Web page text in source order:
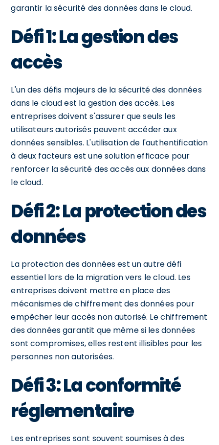
garantir la sécurité des données dans le cloud.
Défi 1: La gestion des
accès
L'un des défis majeurs de la sécurité des données
dans le cloud est la gestion des accès. Les
entreprises doivent s'assurer que seuls les
utilisateurs autorisés peuvent accéder aux
données sensibles. L'utilisation de l'authentification
à deux facteurs est une solution efficace pour
renforcer la sécurité des accès aux données dans
le cloud.
Défi 2: La protection des
données
La protection des données est un autre défi
essentiel lors de la migration vers le cloud. Les
entreprises doivent mettre en place des
mécanismes de chiffrement des données pour
empêcher leur accès non autorisé. Le chiffrement
des données garantit que même si les données
sont compromises, elles restent illisibles pour les
personnes non autorisées.
Défi 3: La conformité
réglementaire
Les entreprises sont souvent soumises à des